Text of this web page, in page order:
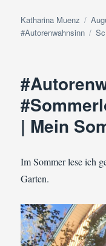
Autor
Katharina Muenz
am
#Autorenwahnsinn
| Mein
Im Sommer lese ich
Garten.